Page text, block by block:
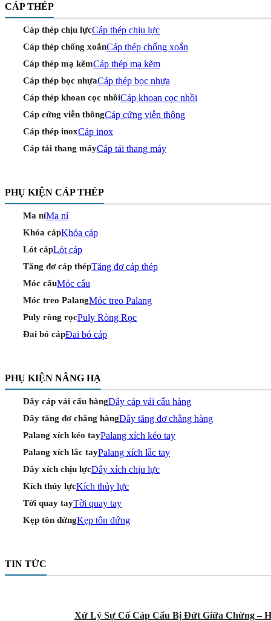
CÁP THÉP
Cáp thép chịu lựcCáp thép chịu lực
Cáp thép chống xoắnCáp thép chống xoắn
Cáp thép mạ kẽmCáp thép mạ kẽm
Cáp thép bọc nhựaCáp thép bọc nhựa
Cáp thép khoan cọc nhồiCáp khoan cọc nhồi
Cáp cứng viễn thôngCáp cứng viễn thông
Cáp thép inoxCáp inox
Cáp tải thang máyCáp tải thang máy
PHỤ KIỆN CÁP THÉP
Ma níMa ní
Khóa cápKhóa cáp
Lót cápLót cáp
Tăng đơ cáp thépTăng đơ cáp thép
Móc cẩuMóc cẩu
Móc treo PalangMóc treo Palang
Puly ròng rọcPuly Ròng Rọc
Đai bó cápĐai bó cáp
PHỤ KIỆN NÂNG HẠ
Dây cáp vải cẩu hàngDây cáp vải cẩu hàng
Dây tăng đơ chằng hàngDây tăng đơ chằng hàng
Palang xích kéo tayPalang xích kéo tay
Palang xích lắc tayPalang xích lắc tay
Dây xích chịu lựcDây xích chịu lực
Kích thủy lựcKích thủy lực
Tời quay tayTời quay tay
Kẹp tôn đứngKẹp tôn đứng
TIN TỨC
Xử Lý Sự Cố Cáp Cẩu Bị Đứt Giữa Chừng –